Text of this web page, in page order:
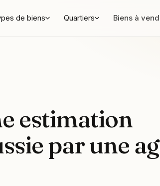
de biens Quartiers Biens à
estimation
par une